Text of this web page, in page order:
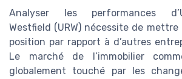
Analyser les performances
Westfield (URW) nécessite de
position par rapport à d’autres
Le marché de l’immobilier
globalement touché par les